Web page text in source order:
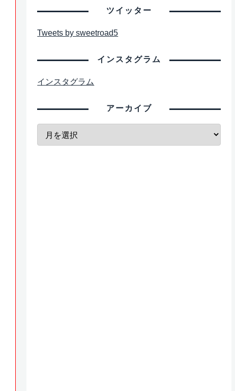
ツイッター
Tweets by sweetroad5
インスタグラム
インスタグラム
アーカイブ